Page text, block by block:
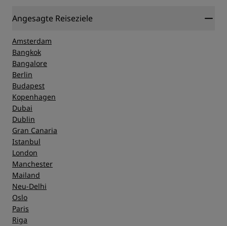
Angesagte Reiseziele
Amsterdam
Bangkok
Bangalore
Berlin
Budapest
Kopenhagen
Dubai
Dublin
Gran Canaria
Istanbul
London
Manchester
Mailand
Neu-Delhi
Oslo
Paris
Riga